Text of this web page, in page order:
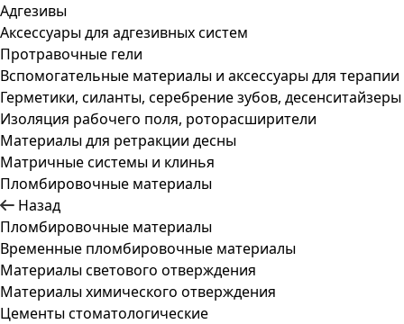
Адгезивы
Аксессуары для адгезивных систем
Протравочные гели
Вспомогательные материалы и аксессуары для терапии
Герметики, силанты, серебрение зубов, десенситайзеры
Изоляция рабочего поля, роторасширители
Материалы для ретракции десны
Матричные системы и клинья
Пломбировочные материалы
Назад
Пломбировочные материалы
Временные пломбировочные материалы
Материалы светового отверждения
Материалы химического отверждения
Цементы стоматологические